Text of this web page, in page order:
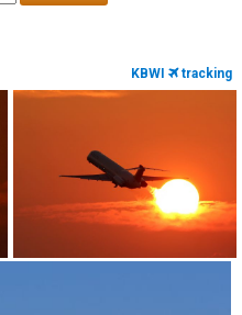
KBWI tracking